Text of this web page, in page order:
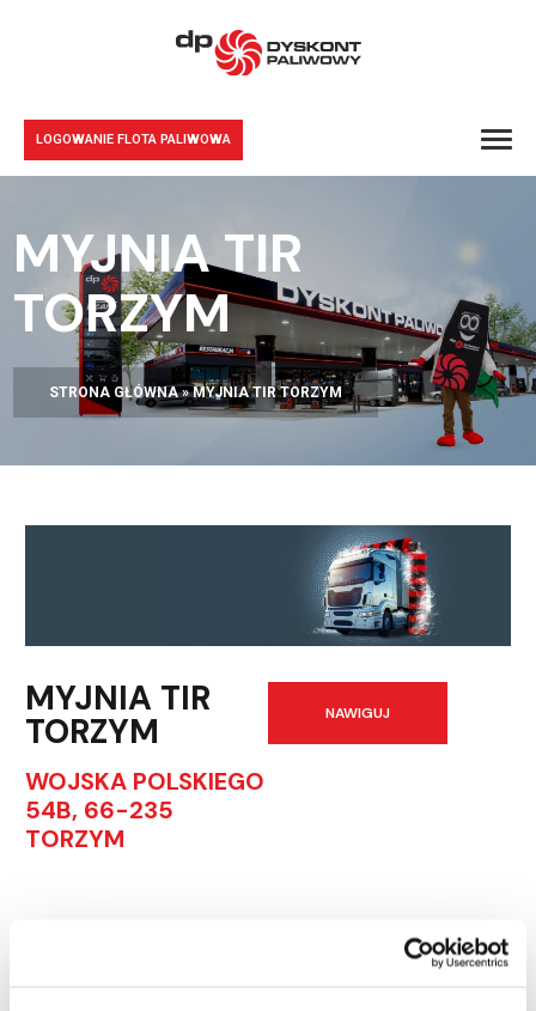
LOGOWANIE FLOTA PALIWOWA
MYJNIA TIR
TORZYM
STRONA GŁÓWNA»MYJNIA TIR TORZYM
MYJNIA TIR
TORZYM
WOJSKA POLSKIEGO
54B, 66-235
TORZYM
NAWIGUJ